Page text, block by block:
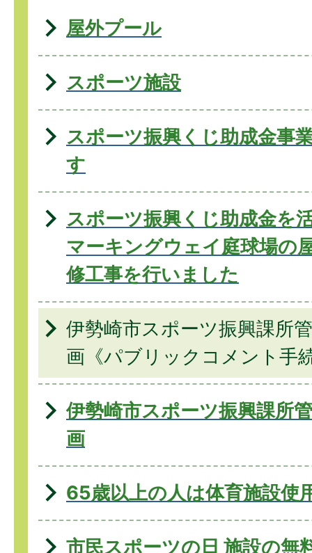
屋外プール
スポーツ施設
スポーツ振興くじ助成金事
す
スポーツ振興くじ助成金を
マーキングウェイ庭球場の
修工事を行いました
伊勢崎市スポーツ振興課所
画《パブリックコメント手
伊勢崎市スポーツ振興課所
画
65歳以上の人は体育施設使
市民スポーツの日 施設の無